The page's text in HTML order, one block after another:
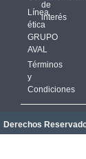
Línea
ética
GRUPO
AVAL
Términos
y
Condiciones
de
interés
Derechos